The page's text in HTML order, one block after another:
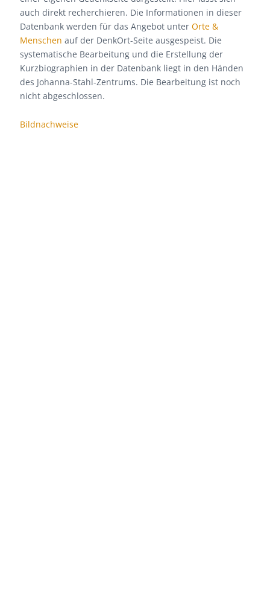
auch direkt recherchieren. Die Informationen in dieser
Datenbank werden für das Angebot unter Orte &
Menschen auf der DenkOrt-Seite ausgespeist. Die
systematische Bearbeitung und die Erstellung der
Kurzbiographien in der Datenbank liegt in den Händen
des Johanna-Stahl-Zentrums. Die Bearbeitung ist noch
nicht abgeschlossen.
Bildnachweise